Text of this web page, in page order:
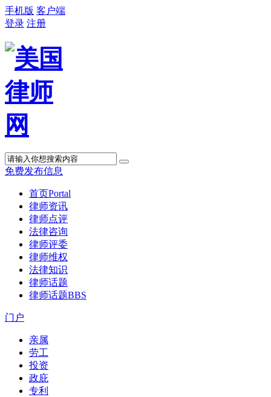
手机版 客户端
登录 注册
免费发布信息
首页Portal
律师资讯
律师点评
法律咨询
律师评委
律师维权
法律知识
律师话题
律师话题BBS
门户
亲属
劳工
投资
政庇
专利